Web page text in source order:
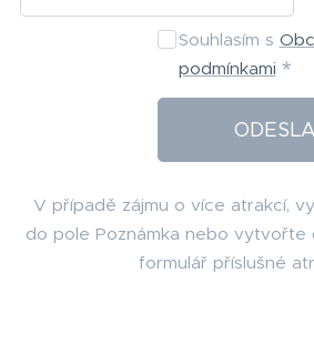
Souhlasím s
podmínkami
V případě zájmu o více atrakcí,
do pole Poznámka nebo vytvořte
formulář příslušné